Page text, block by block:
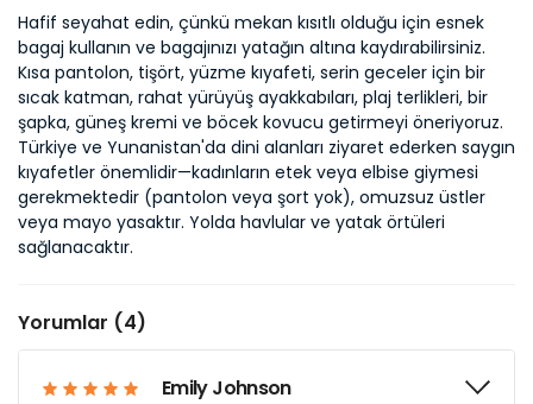
Hafif seyahat edin, çünkü mekan kısıtlı olduğu için esnek
bagaj kullanın ve bagajınızı yatağın altına kaydırabilirsiniz.
Kısa pantolon, tişört, yüzme kıyafeti, serin geceler için bir
sıcak katman, rahat yürüyüş ayakkabıları, plaj terlikleri, bir
şapka, güneş kremi ve böcek kovucu getirmeyi öneriyoruz.
Türkiye ve Yunanistan'da dini alanları ziyaret ederken saygın
kıyafetler önemlidir—kadınların etek veya elbise giymesi
gerekmektedir (pantolon veya şort yok), omuzsuz üstler
veya mayo yasaktır. Yolda havlular ve yatak örtüleri
sağlanacaktır.
Yorumlar (4)
Emily Johnson